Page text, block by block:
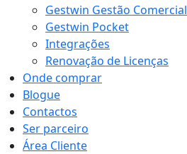
Gestwin Gestão Comercial
Gestwin Pocket
Integrações
Renovação de Licenças
Onde comprar
Blogue
Contactos
Ser parceiro
Área Cliente